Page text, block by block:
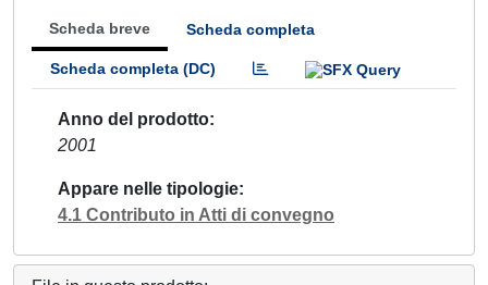
Scheda breve Scheda completa
Scheda completa (DC)
Anno del prodotto
2001
Appare nelle tipologie
4.1 Contributo in Atti di convegno